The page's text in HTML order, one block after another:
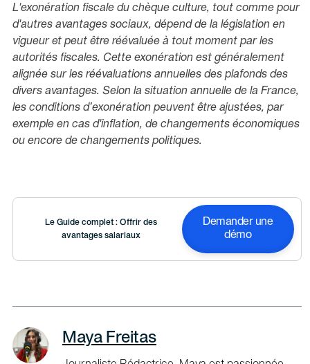
L'exonération fiscale du chèque culture, tout comme pour
d'autres avantages sociaux, dépend de la législation en
vigueur et peut être réévaluée à tout moment par les
autorités fiscales. Cette exonération est généralement
alignée sur les réévaluations annuelles des plafonds des
divers avantages. Selon la situation annuelle de la France,
les conditions d’exonération peuvent être ajustées, par
exemple en cas d'inflation, de changements économiques
ou encore de changements politiques.
Le Guide complet : Offrir des
avantages salariaux
Demander une
démo
Maya Freitas